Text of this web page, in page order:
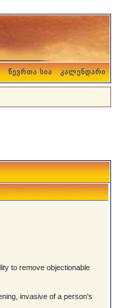
წევრთა სია კალენდარი
to remove objectionable
invasive of a person's